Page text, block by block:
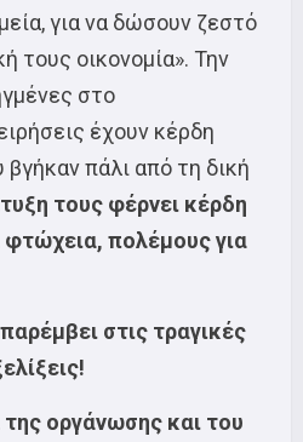
για να δώσουν ζεστό
τους οικονομία». Την
στο
έχουν κέρδη
πάλι από τη δική
τους φέρνει κέρδη
φτώχεια, πολέμους για
στις τραγικές
οργάνωσης και του